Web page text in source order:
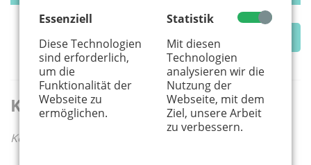
Essenziell
Diese Technologien
sind erforderlich,
um die
Funktionalität der
Webseite zu
ermöglichen.
Statistik
Mit diesen
Technologien
analysieren wir die
Nutzung der
Webseite, mit dem
Ziel, unsere Arbeit
zu verbessern.
In meiner Nähe
Rubrik
Keine Veranstaltungen gefunden
Keine Inhalte gefunden